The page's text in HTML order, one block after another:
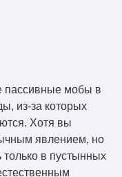
пассивные мобы в
из-за которых
Хотя вы
явлением, но
только в пустынных